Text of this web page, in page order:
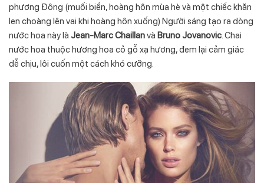
phương Đông (muối biển, hoàng hôn mùa hè và một chiếc khăn
len choàng lên vai khi hoàng hôn xuống) Người sáng tạo ra dòng
nước hoa này là Jean-Marc Chaillanvà Bruno Jovanovic. Chai
nước hoa thuộc hương hoa cỏ gỗ xạ hương, đem lại cảm giác
dễ chịu, lôi cuốn một cách khó cưỡng.